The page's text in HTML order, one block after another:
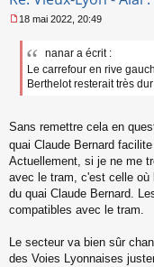
e
g
n
n
l
u
18 mai 2022, 20:49
nanar a écrit :
Le carrefour en rive
Berthelot resterait très
Sans remettre cela en
quai Claude Bernard
Actuellement, si je ne me
avec le tram, c'est celle
du quai Claude Bernard.
compatibles avec le tram.
Le secteur va bien sûr
des Voies Lyonnaises